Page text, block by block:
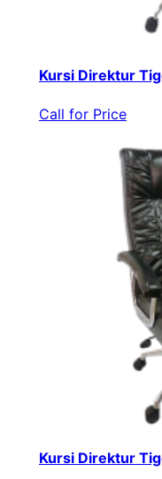
Kursi Direktur
Call for Price
Kursi Direktur